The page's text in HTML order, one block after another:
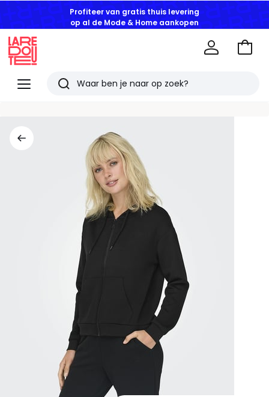
Profiteer van gratis thuis levering
op al de Mode & Home aankopen
Menu
Redoute
Zoeken
artikelen
Naar